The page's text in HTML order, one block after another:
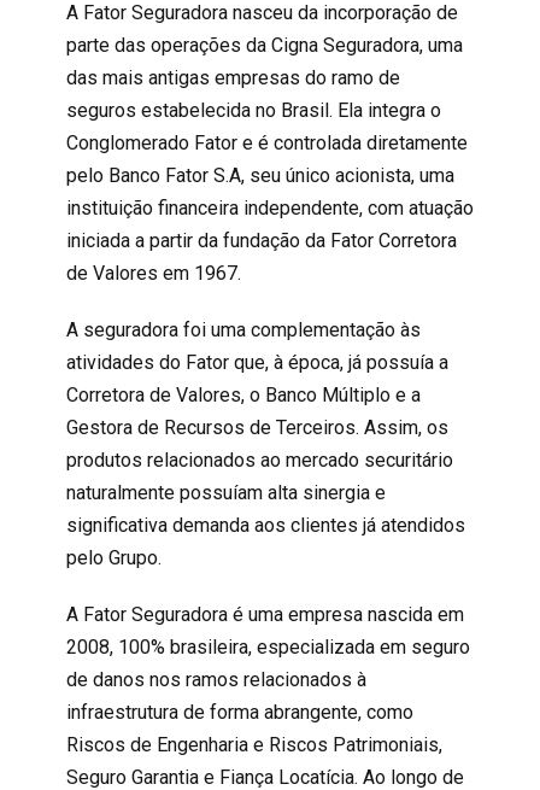
A Fator Seguradora nasceu da incorporação de
parte das operações da Cigna Seguradora, uma
das mais antigas empresas do ramo de
seguros estabelecida no Brasil. Ela integra o
Conglomerado Fator e é controlada diretamente
pelo Banco Fator S.A, seu único acionista, uma
instituição financeira independente, com atuação
iniciada a partir da fundação da Fator Corretora
de Valores em 1967.
A seguradora foi uma complementação às
atividades do Fator que, à época, já possuía a
Corretora de Valores, o Banco Múltiplo e a
Gestora de Recursos de Terceiros. Assim, os
produtos relacionados ao mercado securitário
naturalmente possuíam alta sinergia e
significativa demanda aos clientes já atendidos
pelo Grupo.
A Fator Seguradora é uma empresa nascida em
2008, 100% brasileira, especializada em seguro
de danos nos ramos relacionados à
infraestrutura de forma abrangente, como
Riscos de Engenharia e Riscos Patrimoniais,
Seguro Garantia e Fiança Locatícia. Ao longo de